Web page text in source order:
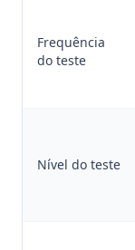
Frequência
do teste
Nível do teste